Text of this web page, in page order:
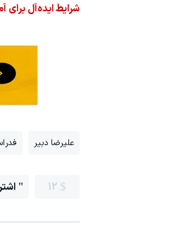
شرایط ایده‌آل برای
علیرضا دبیر
12